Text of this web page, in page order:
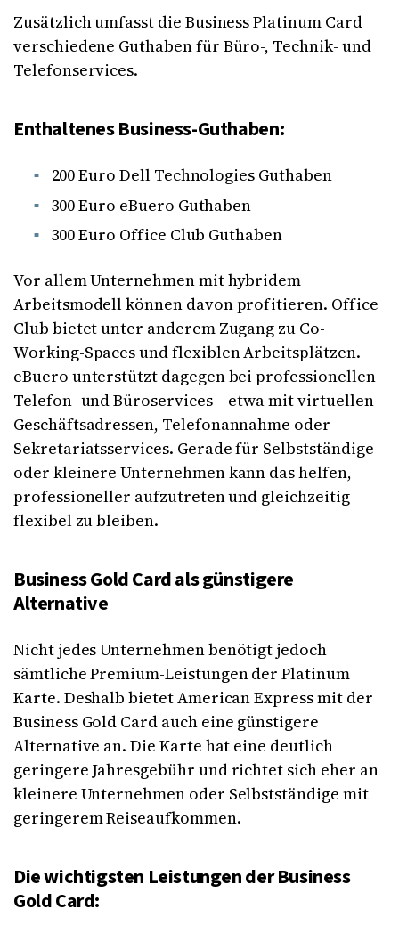
Zusätzlich umfasst die Business Platinum Card
verschiedene Guthaben für Büro-, Technik- und
Telefonservices.
Enthaltenes Business-Guthaben:
200 Euro Dell Technologies Guthaben
300 Euro eBuero Guthaben
300 Euro Office Club Guthaben
Vor allem Unternehmen mit hybridem
Arbeitsmodell können davon profitieren. Office
Club bietet unter anderem Zugang zu Co-
Working-Spaces und flexiblen Arbeitsplätzen.
eBuero unterstützt dagegen bei professionellen
Telefon- und Büroservices – etwa mit virtuellen
Geschäftsadressen, Telefonannahme oder
Sekretariatsservices. Gerade für Selbstständige
oder kleinere Unternehmen kann das helfen,
professioneller aufzutreten und gleichzeitig
flexibel zu bleiben.
Business Gold Card als günstigere
Alternative
Nicht jedes Unternehmen benötigt jedoch
sämtliche Premium-Leistungen der Platinum
Karte. Deshalb bietet American Express mit der
Business Gold Card auch eine günstigere
Alternative an. Die Karte hat eine deutlich
geringere Jahresgebühr und richtet sich eher an
kleinere Unternehmen oder Selbstständige mit
geringerem Reiseaufkommen.
Die wichtigsten Leistungen der Business
Gold Card: